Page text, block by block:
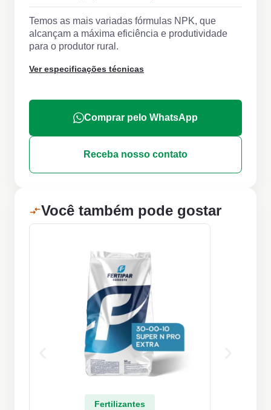
Temos as mais variadas fórmulas NPK, que
alcançam a máxima eficiência e produtividade
para o produtor rural.
Ver especificações técnicas
Comprar pelo WhatsApp
Receba nosso contato
Você também pode gostar
Fertilizantes